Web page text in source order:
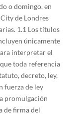
o domingo, en
de Londres
1.1 Los títulos
únicamente
interpretar el
toda referencia
decreto, ley,
fuerza de ley
promulgación
de firma del